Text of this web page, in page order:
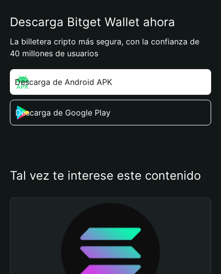
Descarga Bitget Wallet ahora
La billetera cripto más segura, con la confianza de
40 millones de usuarios
Descarga de Android APK
Descarga de Google Play
Tal vez te interese este contenido